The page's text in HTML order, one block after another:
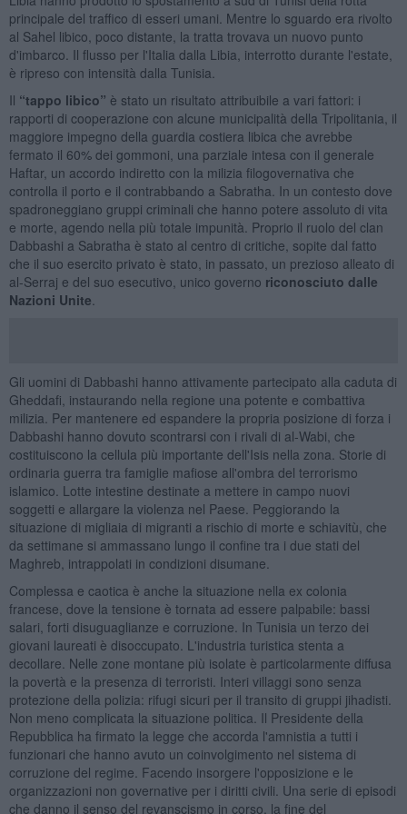
principale del traffico di esseri umani. Mentre lo sguardo era rivolto
al Sahel libico, poco distante, la tratta trovava un nuovo punto
d'imbarco. Il flusso per l'Italia dalla Libia, interrotto durante l'estate,
è ripreso con intensità dalla Tunisia.
Il “tappo libico” è stato un risultato attribuibile a vari fattori: i
rapporti di cooperazione con alcune municipalità della Tripolitania, il
maggiore impegno della guardia costiera libica che avrebbe
fermato il 60% dei gommoni, una parziale intesa con il generale
Haftar, un accordo indiretto con la milizia filogovernativa che
controlla il porto e il contrabbando a Sabratha. In un contesto dove
spadroneggiano gruppi criminali che hanno potere assoluto di vita
e morte, agendo nella più totale impunità. Proprio il ruolo del clan
Dabbashi a Sabratha è stato al centro di critiche, sopite dal fatto
che il suo esercito privato è stato, in passato, un prezioso alleato di
al-Serraj e del suo esecutivo, unico governo riconosciuto dalle
Nazioni Unite
Gli uomini di Dabbashi hanno attivamente partecipato alla caduta di
Gheddafi, instaurando nella regione una potente e combattiva
milizia. Per mantenere ed espandere la propria posizione di forza i
Dabbashi hanno dovuto scontrarsi con i rivali di al-Wabi, che
costituiscono la cellula più importante dell'Isis nella zona. Storie di
ordinaria guerra tra famiglie mafiose all'ombra del terrorismo
islamico. Lotte intestine destinate a mettere in campo nuovi
soggetti e allargare la violenza nel Paese. Peggiorando la
situazione di migliaia di migranti a rischio di morte e schiavitù, che
da settimane si ammassano lungo il confine tra i due stati del
Maghreb, intrappolati in condizioni disumane.
Complessa e caotica è anche la situazione nella ex colonia
francese, dove la tensione è tornata ad essere palpabile: bassi
salari, forti disuguaglianze e corruzione. In Tunisia un terzo dei
giovani laureati è disoccupato. L'industria turistica stenta a
decollare. Nelle zone montane più isolate è particolarmente diffusa
la povertà e la presenza di terroristi. Interi villaggi sono senza
protezione della polizia: rifugi sicuri per il transito di gruppi jihadisti.
Non meno complicata la situazione politica. Il Presidente della
Repubblica ha firmato la legge che accorda l'amnistia a tutti i
funzionari che hanno avuto un coinvolgimento nel sistema di
corruzione del regime. Facendo insorgere l'opposizione e le
organizzazioni non governative per i diritti civili. Una serie di episodi
che danno il senso del revanscismo in corso, la fine del